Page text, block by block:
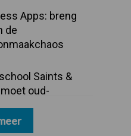
Apps: breng
de
Saints &
oud-